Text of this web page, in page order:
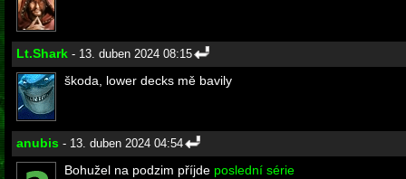
Lt.Shark - 13. duben 2024 08:15
škoda, lower decks mě bavily
anubis - 13. duben 2024 04:54
Bohužel na podzim příjde poslední série